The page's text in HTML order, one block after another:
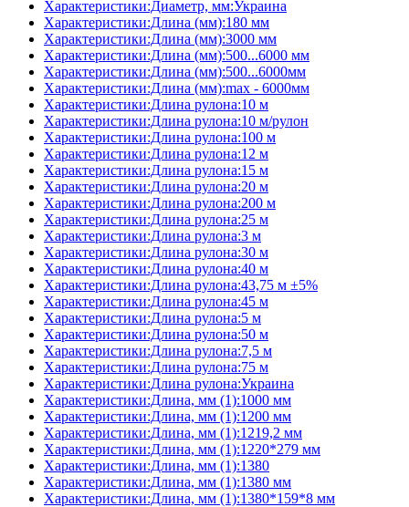
Характеристики:Диаметр, мм:Украина
Характеристики:Длина (мм):180 мм
Характеристики:Длина (мм):3000 мм
Характеристики:Длина (мм):500...6000 мм
Характеристики:Длина (мм):500...6000мм
Характеристики:Длина (мм):max - 6000мм
Характеристики:Длина рулона:10 м
Характеристики:Длина рулона:10 м/рулон
Характеристики:Длина рулона:100 м
Характеристики:Длина рулона:12 м
Характеристики:Длина рулона:15 м
Характеристики:Длина рулона:20 м
Характеристики:Длина рулона:200 м
Характеристики:Длина рулона:25 м
Характеристики:Длина рулона:3 м
Характеристики:Длина рулона:30 м
Характеристики:Длина рулона:40 м
Характеристики:Длина рулона:43,75 м ±5%
Характеристики:Длина рулона:45 м
Характеристики:Длина рулона:5 м
Характеристики:Длина рулона:50 м
Характеристики:Длина рулона:7,5 м
Характеристики:Длина рулона:75 м
Характеристики:Длина рулона:Украина
Характеристики:Длина, мм (1):1000 мм
Характеристики:Длина, мм (1):1200 мм
Характеристики:Длина, мм (1):1219,2 мм
Характеристики:Длина, мм (1):1220*279 мм
Характеристики:Длина, мм (1):1380
Характеристики:Длина, мм (1):1380 мм
Характеристики:Длина, мм (1):1380*159*8 мм